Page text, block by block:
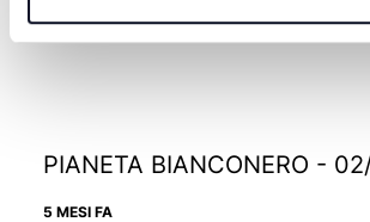
4 MESI FA
PIANETA BIANCONERO -
5 MESI FA